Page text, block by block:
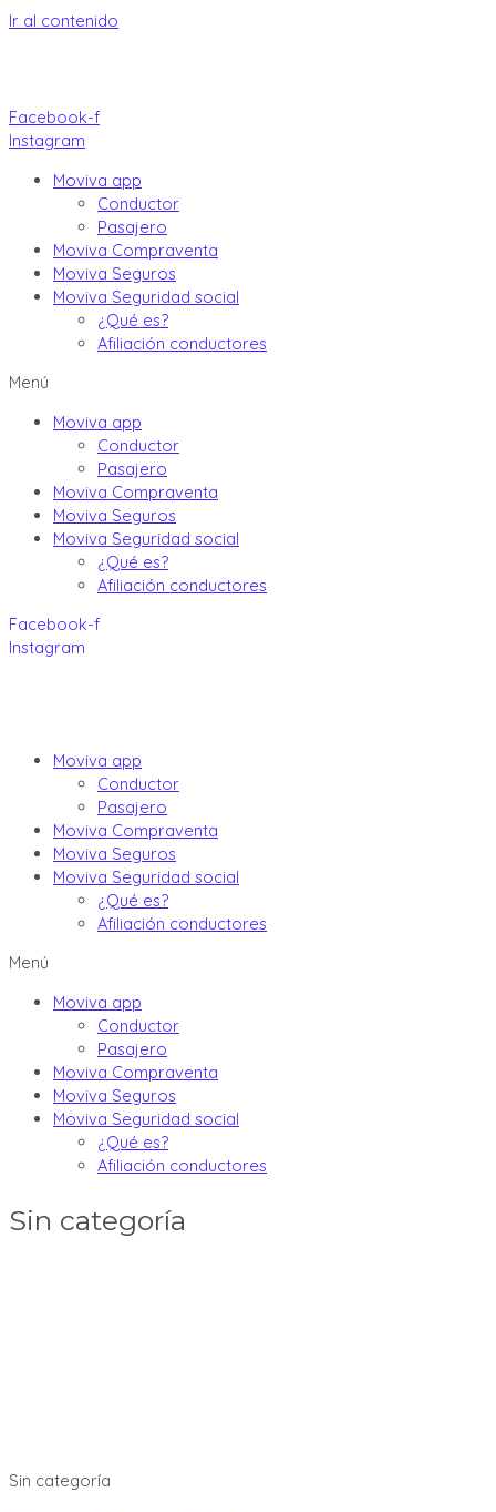
Ir al contenido
Facebook-f
Instagram
Moviva app
Conductor
Pasajero
Moviva Compraventa
Moviva Seguros
Moviva Seguridad social
¿Qué es?
Afiliación conductores
Menú
Moviva app
Conductor
Pasajero
Moviva Compraventa
Moviva Seguros
Moviva Seguridad social
¿Qué es?
Afiliación conductores
Facebook-f
Instagram
Moviva app
Conductor
Pasajero
Moviva Compraventa
Moviva Seguros
Moviva Seguridad social
¿Qué es?
Afiliación conductores
Menú
Moviva app
Conductor
Pasajero
Moviva Compraventa
Moviva Seguros
Moviva Seguridad social
¿Qué es?
Afiliación conductores
Sin categoría
Sin categoría